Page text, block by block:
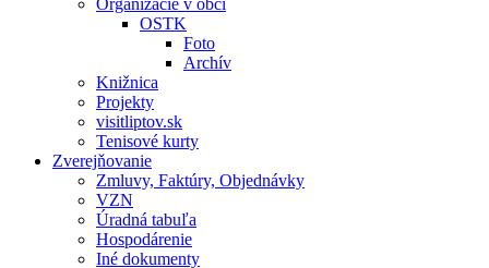
Organizácie v obci
OSTK
Foto
Archív
Knižnica
Projekty
visitliptov.sk
Tenisové kurty
Zverejňovanie
Zmluvy, Faktúry, Objednávky
VZN
Úradná tabuľa
Hospodárenie
Iné dokumenty